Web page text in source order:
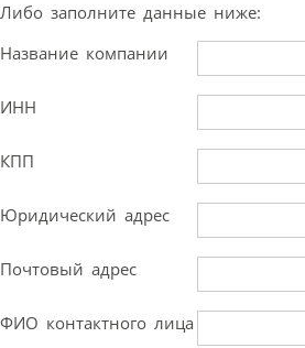
Либо заполните данные ниже:
Название компании
ИНН
КПП
Юридический адрес
Почтовый адрес
ФИО контактного лица